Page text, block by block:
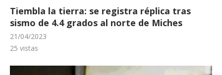
Tiembla la tierra: se registra réplica tras
sismo de 4.4 grados al norte de Miches
21/04/2023
25 vistas